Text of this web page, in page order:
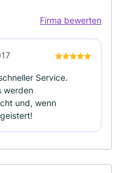
Firma bewerten
Service.
werden
und, wenn